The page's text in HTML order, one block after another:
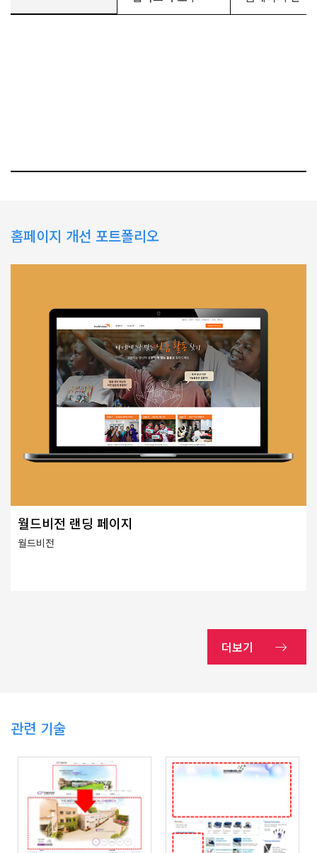
홈페이지 개선 포트폴리오
월드비전 랜딩 페이지
월드비전
더보기
관련 기술